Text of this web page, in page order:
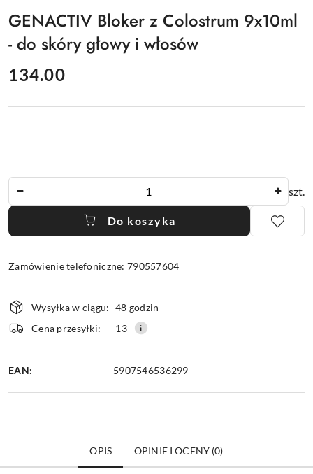
GENACTIV Bloker z Colostrum 9x10ml
- do skóry głowy i włosów
cena:
134.00
szt.
Do koszyka
Zamówienie telefoniczne: 790557604
Dostępność
i
dostawa
Wysyłka w ciągu: 48 godzin
Cena przesyłki:
13
EAN: 5907546536299
OPIS OPINIE I OCENY (0)